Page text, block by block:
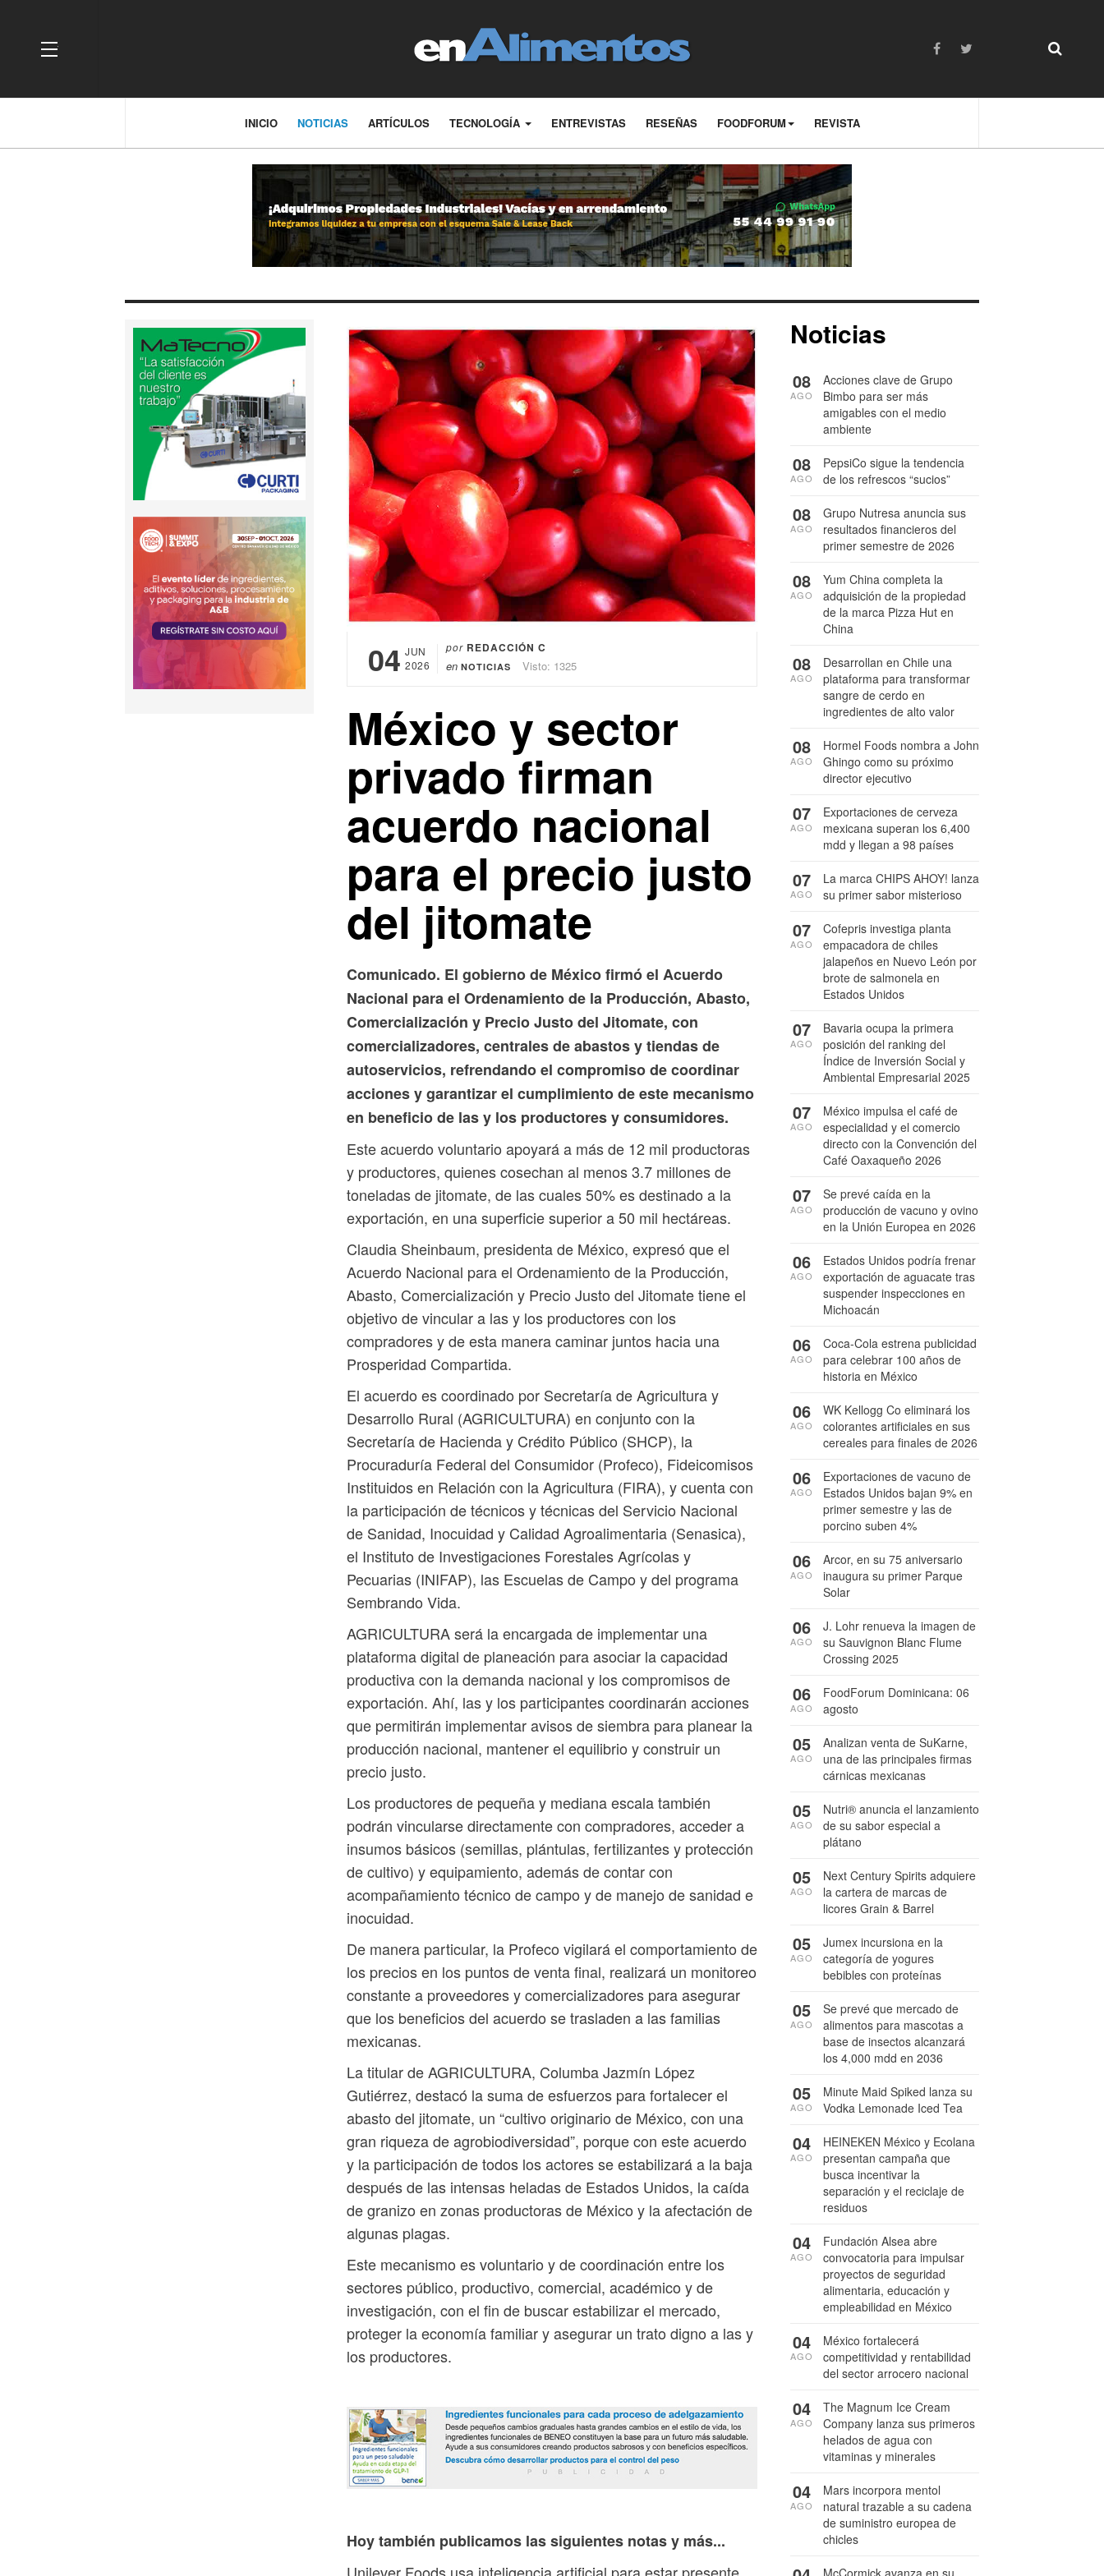
OFF CANVAS
INICIO NOTICIAS ARTÍCULOS TECNOLOGÍA ENTREVISTAS RESEÑAS FOODFORUM REVISTA
04 JUN
2026
por REDACCIÓN C
en NOTICIAS Visto: 1325
México y sector
privado firman
acuerdo nacional
para el precio justo
del jitomate
Comunicado. El gobierno de México firmó el Acuerdo
Nacional para el Ordenamiento de la Producción, Abasto,
Comercialización y Precio Justo del Jitomate, con
comercializadores, centrales de abastos y tiendas de
autoservicios, refrendando el compromiso de coordinar
acciones y garantizar el cumplimiento de este mecanismo
en beneficio de las y los productores y consumidores.
Este acuerdo voluntario apoyará a más de 12 mil productoras
y productores, quienes cosechan al menos 3.7 millones de
toneladas de jitomate, de las cuales 50% es destinado a la
exportación, en una superficie superior a 50 mil hectáreas.
Claudia Sheinbaum, presidenta de México, expresó que el
Acuerdo Nacional para el Ordenamiento de la Producción,
Abasto, Comercialización y Precio Justo del Jitomate tiene el
objetivo de vincular a las y los productores con los
compradores y de esta manera caminar juntos hacia una
Prosperidad Compartida.
El acuerdo es coordinado por Secretaría de Agricultura y
Desarrollo Rural (AGRICULTURA) en conjunto con la
Secretaría de Hacienda y Crédito Público (SHCP), la
Procuraduría Federal del Consumidor (Profeco), Fideicomisos
Instituidos en Relación con la Agricultura (FIRA), y cuenta con
la participación de técnicos y técnicas del Servicio Nacional
de Sanidad, Inocuidad y Calidad Agroalimentaria (Senasica),
el Instituto de Investigaciones Forestales Agrícolas y
Pecuarias (INIFAP), las Escuelas de Campo y del programa
Sembrando Vida.
AGRICULTURA será la encargada de implementar una
plataforma digital de planeación para asociar la capacidad
productiva con la demanda nacional y los compromisos de
exportación. Ahí, las y los participantes coordinarán acciones
que permitirán implementar avisos de siembra para planear la
producción nacional, mantener el equilibrio y construir un
precio justo.
Los productores de pequeña y mediana escala también
podrán vincularse directamente con compradores, acceder a
insumos básicos (semillas, plántulas, fertilizantes y protección
de cultivo) y equipamiento, además de contar con
acompañamiento técnico de campo y de manejo de sanidad e
inocuidad.
De manera particular, la Profeco vigilará el comportamiento de
los precios en los puntos de venta final, realizará un monitoreo
constante a proveedores y comercializadores para asegurar
que los beneficios del acuerdo se trasladen a las familias
mexicanas.
La titular de AGRICULTURA, Columba Jazmín López
Gutiérrez, destacó la suma de esfuerzos para fortalecer el
abasto del jitomate, un “cultivo originario de México, con una
gran riqueza de agrobiodiversidad”, porque con este acuerdo
y la participación de todos los actores se estabilizará a la baja
después de las intensas heladas de Estados Unidos, la caída
de granizo en zonas productoras de México y la afectación de
algunas plagas.
Este mecanismo es voluntario y de coordinación entre los
sectores público, productivo, comercial, académico y de
investigación, con el fin de buscar estabilizar el mercado,
proteger la economía familiar y asegurar un trato digno a las y
los productores.
Hoy también publicamos las siguientes notas y más...
Noticias
Acciones clave de Grupo
Bimbo para ser más
amigables con el medio
ambiente
08
AGO
PepsiCo sigue la tendencia
de los refrescos “sucios”
08
AGO
Grupo Nutresa anuncia sus
resultados financieros del
primer semestre de 2026
08
AGO
Yum China completa la
adquisición de la propiedad
de la marca Pizza Hut en
China
08
AGO
Desarrollan en Chile una
plataforma para transformar
sangre de cerdo en
ingredientes de alto valor
08
AGO
Hormel Foods nombra a John
Ghingo como su próximo
director ejecutivo
08
AGO
Exportaciones de cerveza
mexicana superan los 6,400
mdd y llegan a 98 países
07
AGO
La marca CHIPS AHOY! lanza
su primer sabor misterioso
07
AGO
Cofepris investiga planta
empacadora de chiles
jalapeños en Nuevo León por
brote de salmonela en
Estados Unidos
07
AGO
Bavaria ocupa la primera
posición del ranking del
Índice de Inversión Social y
Ambiental Empresarial 2025
07
AGO
México impulsa el café de
especialidad y el comercio
directo con la Convención del
Café Oaxaqueño 2026
07
AGO
Se prevé caída en la
producción de vacuno y ovino
en la Unión Europea en 2026
07
AGO
Estados Unidos podría frenar
exportación de aguacate tras
suspender inspecciones en
Michoacán
06
AGO
Coca-Cola estrena publicidad
para celebrar 100 años de
historia en México
06
AGO
WK Kellogg Co eliminará los
colorantes artificiales en sus
cereales para finales de 2026
06
AGO
Exportaciones de vacuno de
Estados Unidos bajan 9% en
primer semestre y las de
porcino suben 4%
06
AGO
Arcor, en su 75 aniversario
inaugura su primer Parque
Solar
06
AGO
J. Lohr renueva la imagen de
su Sauvignon Blanc Flume
Crossing 2025
06
AGO
FoodForum Dominicana: 06
agosto
06
AGO
Analizan venta de SuKarne,
una de las principales firmas
cárnicas mexicanas
05
AGO
Nutri® anuncia el lanzamiento
de su sabor especial a
plátano
05
AGO
Next Century Spirits adquiere
la cartera de marcas de
licores Grain & Barrel
05
AGO
Jumex incursiona en la
categoría de yogures
bebibles con proteínas
05
AGO
Se prevé que mercado de
alimentos para mascotas a
base de insectos alcanzará
los 4,000 mdd en 2036
05
AGO
Minute Maid Spiked lanza su
Vodka Lemonade Iced Tea
05
AGO
HEINEKEN México y Ecolana
presentan campaña que
busca incentivar la
separación y el reciclaje de
residuos
04
AGO
Fundación Alsea abre
convocatoria para impulsar
proyectos de seguridad
alimentaria, educación y
empleabilidad en México
04
AGO
México fortalecerá
competitividad y rentabilidad
del sector arrocero nacional
04
AGO
The Magnum Ice Cream
Company lanza sus primeros
helados de agua con
vitaminas y minerales
04
AGO
Mars incorpora mentol
natural trazable a su cadena
de suministro europea de
chicles
04
AGO
McCormick avanza en su